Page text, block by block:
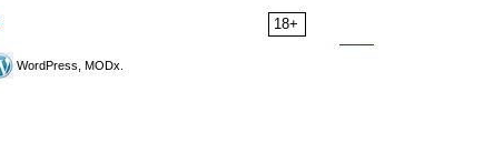
18+
WordPress, MODx.